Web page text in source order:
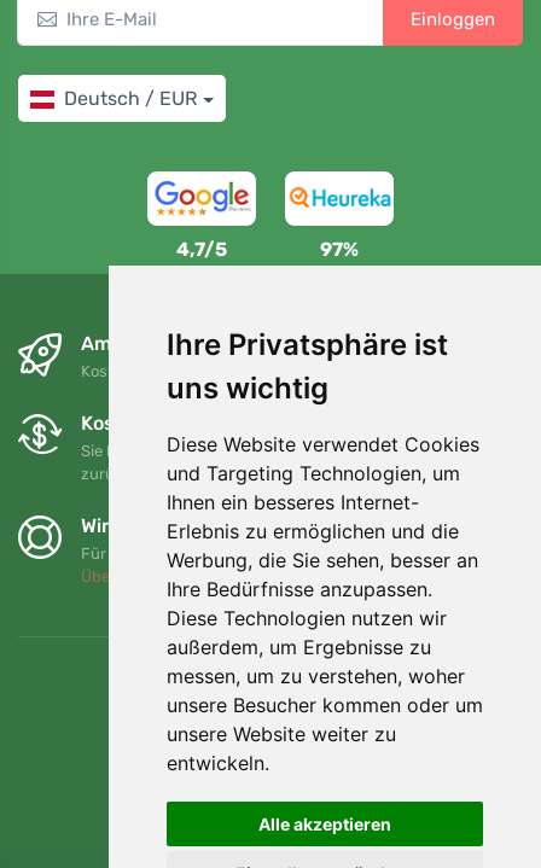
Ihre Privatsphäre ist
uns wichtig
Diese Website verwendet Cookies
und Targeting Technologien, um
Ihnen ein besseres Internet-
Erlebnis zu ermöglichen und die
Werbung, die Sie sehen, besser an
Ihre Bedürfnisse anzupassen.
Diese Technologien nutzen wir
außerdem, um Ergebnisse zu
messen, um zu verstehen, woher
unsere Besucher kommen oder um
unsere Website weiter zu
entwickeln.
Alle akzeptieren
Einloggen
Deutsch / EUR
4,7/5 97%
Am nächsten Tag und kostenlos
Kostenloser Versand für Bestellungen über 80 EUR
Kostenloser Umtausch und Rückgabe
Sie können Ihre Bestellung jederzeit innerhalb von 90 Tagen
zurückgeben oder umtauschen.
Wir unterstützen Trees.org
Für jede Bestellung pflanzen wir einen Baum! Mehr lesen
Über uns